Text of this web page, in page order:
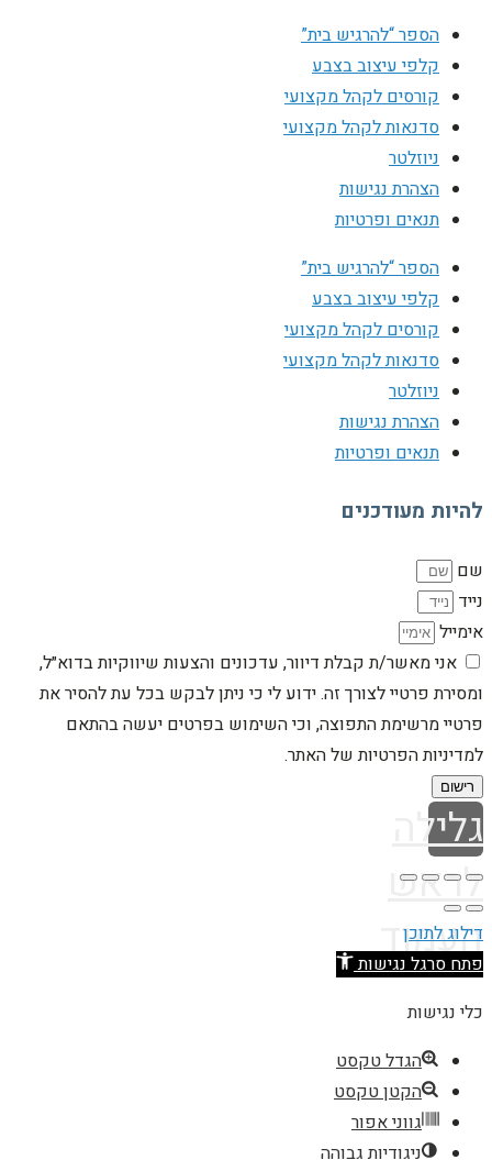
הספר “להרגיש בית”
קלפי עיצוב בצבע
קורסים לקהל מקצועי
סדנאות לקהל מקצועי
ניוזלטר
הצהרת נגישות
תנאים ופרטיות
הספר “להרגיש בית”
קלפי עיצוב בצבע
קורסים לקהל מקצועי
סדנאות לקהל מקצועי
ניוזלטר
הצהרת נגישות
תנאים ופרטיות
להיות מעודכנים
שם
נייד
אימייל
אני מאשר/ת קבלת דיוור, עדכונים והצעות שיווקיות בדוא״ל,
ומסירת פרטיי לצורך זה. ידוע לי כי ניתן לבקש בכל עת להסיר את
פרטיי מרשימת התפוצה, וכי השימוש בפרטים יעשה בהתאם
למדיניות הפרטיות של האתר.
רישום
גלילה
לראש
העמוד
דילוג לתוכן
פתח סרגל נגישות
כלי נגישות
הגדל טקסט
הקטן טקסט
גווני אפור
ניגודיות גבוהה